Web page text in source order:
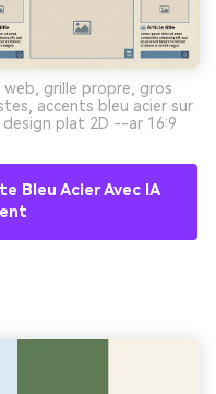
web, grille propre, gros
accents bleu acier sur
plat 2D --ar 16:9
Bleu Acier Avec IA